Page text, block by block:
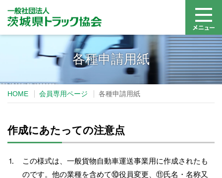
各種申請用紙
HOME 会員専用ページ 各種申請用紙
作成にあたっての注意点
⒈ この様式は、一般貨物自動車運送事業用に作成されたも
のです。他の業種を含めて⑩役員変更、⑪氏名・名称又